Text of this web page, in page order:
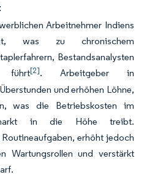
Arbeitnehmer Indiens
was zu chronischem
Bestandsanalysten
führt[2]. Arbeitgeber in
und erhöhen Löhne,
was die Betriebskosten im
in die Höhe treibt.
erhöht jedoch
Wartungsrollen und verstärkt